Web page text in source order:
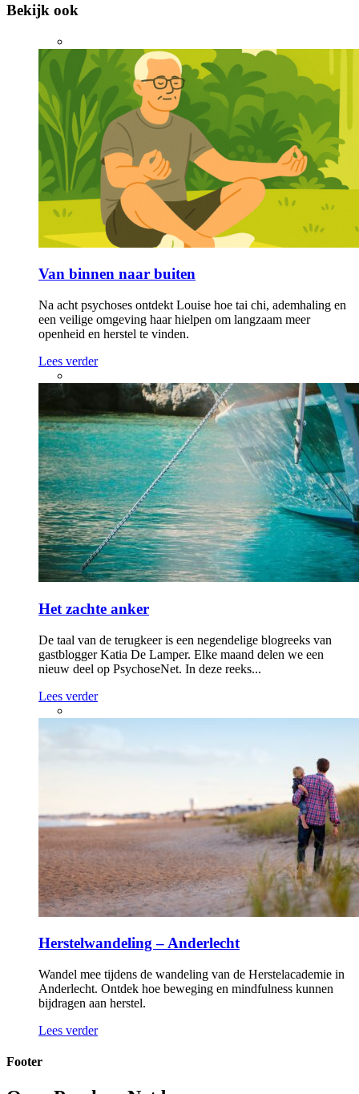
Bekijk ook
Van binnen naar buiten
Na acht psychoses ontdekt Louise hoe tai chi, ademhaling en
een veilige omgeving haar hielpen om langzaam meer
openheid en herstel te vinden.
Lees verder
Het zachte anker
De taal van de terugkeer is een negendelige blogreeks van
gastblogger Katia De Lamper. Elke maand delen we een
nieuw deel op PsychoseNet. In deze reeks...
Lees verder
Herstelwandeling – Anderlecht
Wandel mee tijdens de wandeling van de Herstelacademie in
Anderlecht. Ontdek hoe beweging en mindfulness kunnen
bijdragen aan herstel.
Lees verder
Footer